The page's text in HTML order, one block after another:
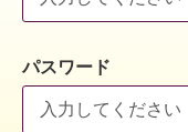
パスワード